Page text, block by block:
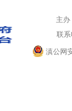
主
联
滇公网